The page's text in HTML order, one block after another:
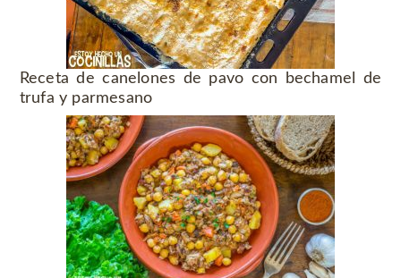
Receta de canelones de pavo con bechamel de
trufa y parmesano